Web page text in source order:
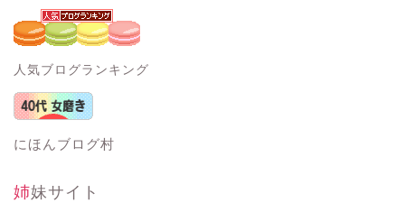
人気ブログランキング
にほんブログ村
姉妹サイト